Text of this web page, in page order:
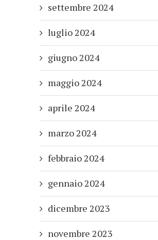
settembre 2024
luglio 2024
giugno 2024
maggio 2024
aprile 2024
marzo 2024
febbraio 2024
gennaio 2024
dicembre 2023
novembre 2023